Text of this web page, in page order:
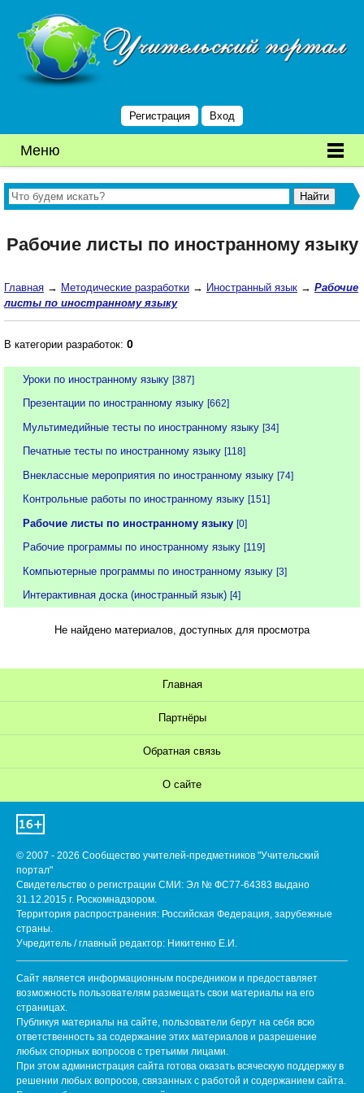
Регистрация Вход
Меню
Рабочие листы по иностранному языку
Главная → Методические разработки → Иностранный язык → Рабочие
листы по иностранному языку
В категории разработок: 0
Уроки по иностранному языку [387]
Презентации по иностранному языку [662]
Мультимедийные тесты по иностранному языку [34]
Печатные тесты по иностранному языку [118]
Внеклассные мероприятия по иностранному языку [74]
Контрольные работы по иностранному языку [151]
Рабочие листы по иностранному языку [0]
Рабочие программы по иностранному языку [119]
Компьютерные программы по иностранному языку [3]
Интерактивная доска (иностранный язык) [4]
Не найдено материалов, доступных для просмотра
Главная
Партнёры
Обратная связь
О сайте
© 2007 - 2026 Сообщество учителей-предметников "Учительский
портал"
Свидетельство о регистрации СМИ: Эл № ФС77-64383 выдано
31.12.2015 г. Роскомнадзором.
Территория распространения: Российская Федерация, зарубежные
страны.
Учредитель / главный редактор: Никитенко Е.И.
Сайт является информационным посредником и предоставляет
возможность пользователям размещать свои материалы на его
страницах.
Публикуя материалы на сайте, пользователи берут на себя всю
ответственность за содержание этих материалов и разрешение
любых спорных вопросов с третьими лицами.
При этом администрация сайта готова оказать всяческую поддержку в
решении любых вопросов, связанных с работой и содержанием сайта.